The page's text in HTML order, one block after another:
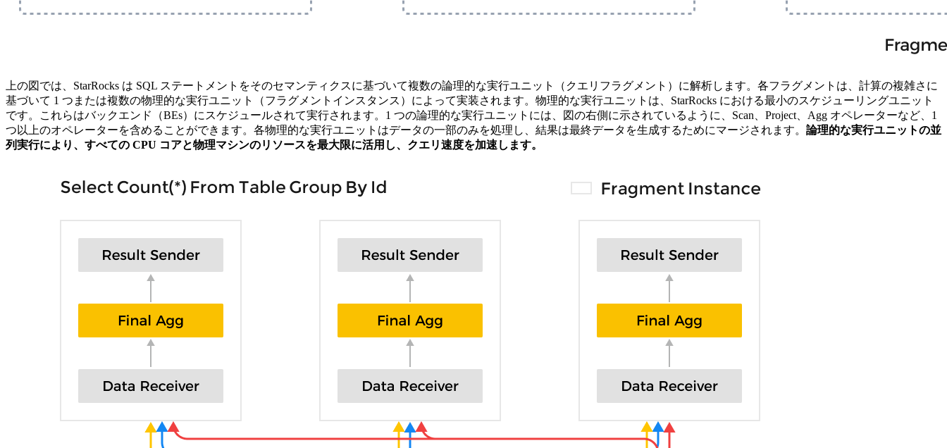
上の図では、StarRocks は SQL ステートメントをそのセマンティクスに基づいて複数の論理的な実行ユニット（クエリフラグメント）に解析します。各フラグメントは、計算の複雑さに
基づいて 1 つまたは複数の物理的な実行ユニット（フラグメントインスタンス）によって実装されます。物理的な実行ユニットは、StarRocks における最小のスケジューリングユニット
です。これらはバックエンド（BEs）にスケジュールされて実行されます。1 つの論理的な実行ユニットには、図の右側に示されているように、Scan、Project、Agg オペレーターなど、1
つ以上のオペレーターを含めることができます。各物理的な実行ユニットはデータの一部のみを処理し、結果は最終データを生成するためにマージされます。 論理的な実行ユニットの並
列実行により、すべての CPU コアと物理マシンのリソースを最大限に活用し、クエリ速度を加速します。